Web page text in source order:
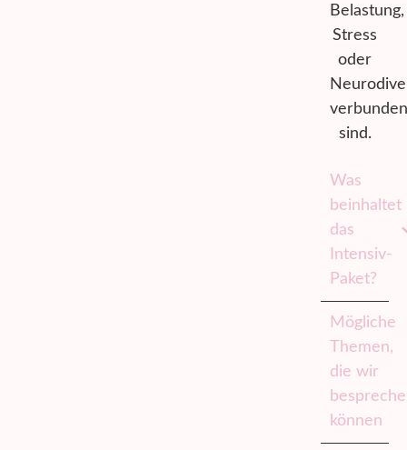
Belastung,
Stress
oder
sind.
Was
beinhaltet
das
Intensiv-
Paket?
Mögliche
Themen,
die wir
können